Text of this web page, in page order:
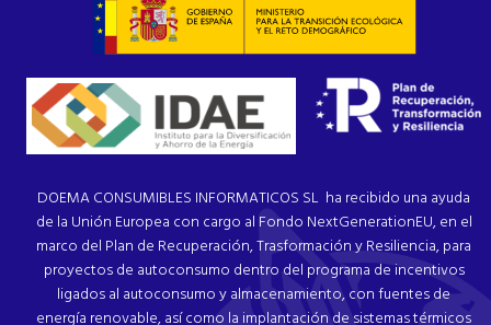
DOEMA CONSUMIBLES INFORMATICOS SL ha recibido una ayuda
de la Unión Europea con cargo al Fondo NextGenerationEU, en el
marco del Plan de Recuperación, Trasformación y Resiliencia, para
proyectos de autoconsumo dentro del programa de incentivos
ligados al autoconsumo y almacenamiento, con fuentes de
energía renovable, así como la implantación de sistemas térmicos